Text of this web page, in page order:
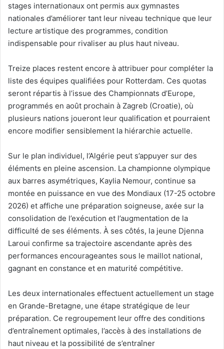
stages internationaux ont permis aux gymnastes
nationales d’améliorer tant leur niveau technique que leur
lecture artistique des programmes, condition
indispensable pour rivaliser au plus haut niveau.
Treize places restent encore à attribuer pour compléter la
liste des équipes qualifiées pour Rotterdam. Ces quotas
seront répartis à l’issue des Championnats d’Europe,
programmés en août prochain à Zagreb (Croatie), où
plusieurs nations joueront leur qualification et pourraient
encore modifier sensiblement la hiérarchie actuelle.
Sur le plan individuel, l’Algérie peut s’appuyer sur des
éléments en pleine ascension. La championne olympique
aux barres asymétriques, Kaylia Nemour, continue sa
montée en puissance en vue des Mondiaux (17-25 octobre
2026) et affiche une préparation soigneuse, axée sur la
consolidation de l’exécution et l’augmentation de la
difficulté de ses éléments. À ses côtés, la jeune Djenna
Laroui confirme sa trajectoire ascendante après des
performances encourageantes sous le maillot national,
gagnant en constance et en maturité compétitive.
Les deux internationales effectuent actuellement un stage
en Grande-Bretagne, une étape stratégique de leur
préparation. Ce regroupement leur offre des conditions
d’entraînement optimales, l’accès à des installations de
haut niveau et la possibilité de s’entraîner